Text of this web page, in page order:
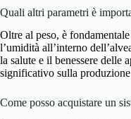
Quali altri parametri è
Oltre al peso, è
l’umidità all’interno
la salute e il benessere delle
significativo sulla
Come posso acquistare un